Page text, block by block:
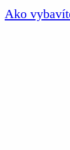
Ako